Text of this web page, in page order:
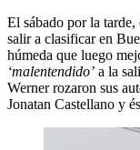
El sábado por la tarde,
salir a clasificar en
húmeda que luego
‘malentendido’ a la
Werner rozaron sus
Jonatan Castellano y